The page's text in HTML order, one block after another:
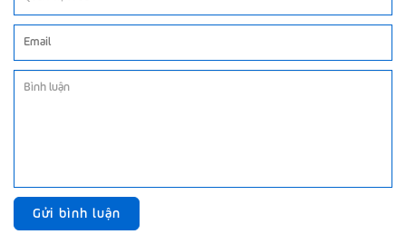
Gửi bình luận